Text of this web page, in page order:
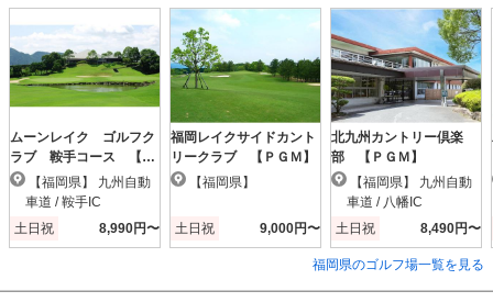
ムーンレイク ゴルフク
ラブ 鞍手コース 【Ｐ
ＧＭ】
車道 / 鞍手IC
土日祝
8,990円〜
福岡レイクサイドカント
リークラブ 【ＰＧＭ】
【福岡県】
土日祝 9,000円〜
北九州カントリー倶楽
部 【ＰＧＭ】
車道 / 八幡IC
土日祝
8,490円〜
福岡県のゴルフ場一覧を見る